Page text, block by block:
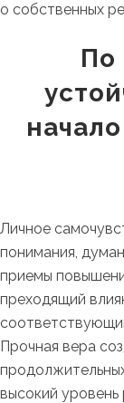
о собственных
По
Личное
понимания,
приемы
преходящий
Прочная вера
высокий уровень